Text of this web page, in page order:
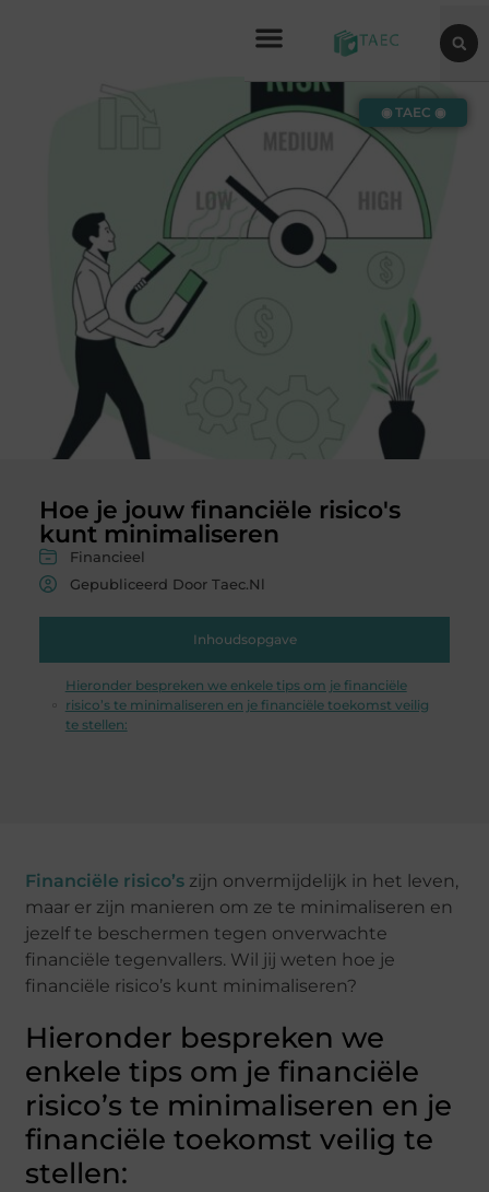
Hoe je jouw financiële risico's
kunt minimaliseren
Financieel
Gepubliceerd Door Taec.nl
Inhoudsopgave
Hieronder bespreken we enkele tips om je financiële
risico’s te minimaliseren en je financiële toekomst veilig
te stellen:
◉ TAEC ◉
Financiële risico’s zijn onvermijdelijk in het leven,
maar er zijn manieren om ze te minimaliseren en
jezelf te beschermen tegen onverwachte
financiële tegenvallers. Wil jij weten hoe je
financiële risico’s kunt minimaliseren?
Hieronder bespreken we
enkele tips om je financiële
risico’s te minimaliseren en je
financiële toekomst veilig te
stellen: